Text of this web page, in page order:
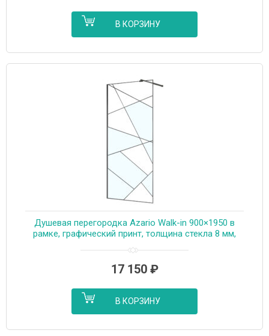
В КОРЗИНУ
Душевая перегородка Azario Walk-in 900×1950 в
рамке, графический принт, толщина стекла 8 мм,
17 150 ₽
В КОРЗИНУ